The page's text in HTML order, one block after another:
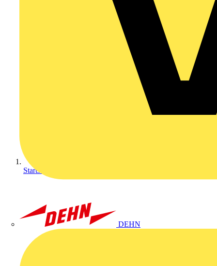
DEHN
Startseite